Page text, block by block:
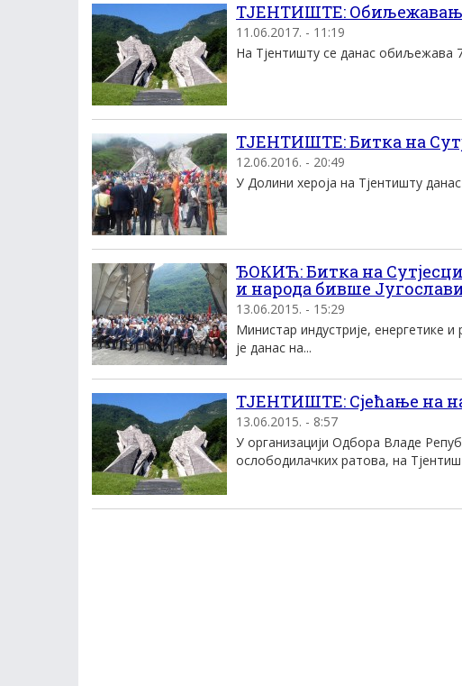
ТЈЕНТИШТЕ:
11.06.2017. - 11:19
На Тјентишту се данас обиљежава
ТЈЕНТИШТЕ: Битка на
12.06.2016. - 20:49
У Долини хероја на Тјентишту
ЂОКИЋ: Битка на Сутјесци
и народа бивше
13.06.2015. - 15:29
Министар индустрије, енергетике
је данас на...
ТЈЕНТИШТЕ: Сјећање на
13.06.2015. - 8:57
У организацији Одбора Владе
ослободилачких ратова, на